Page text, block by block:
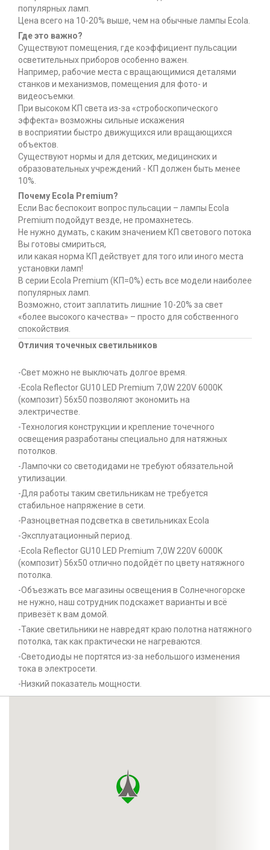
популярных ламп.
Цена всего на 10-20% выше, чем на обычные лампы Ecola.
Где это важно?
Существуют помещения, где коэффициент пульсации
осветительных приборов особенно важен.
Например, рабочие места с вращающимися деталями
станков и механизмов, помещения для фото- и
видеосъемки.
При высоком КП света из-за «стробоскопического
эффекта» возможны сильные искажения
в восприятии быстро движущихся или вращающихся
объектов.
Существуют нормы и для детских, медицинских и
образовательных учреждений - КП должен быть менее
10%.
Почему Ecola Premium?
Если Вас беспокоит вопрос пульсации – лампы Ecola
Premium подойдут везде, не промахнетесь.
Не нужно думать, с каким значением КП светового потока
Вы готовы смириться,
или какая норма КП действует для того или иного места
установки ламп!
В серии Ecola Premium (КП=0%) есть все модели наиболее
популярных ламп.
Возможно, стоит заплатить лишние 10-20% за свет
«более высокого качества» – просто для собственного
спокойствия.
Отличия точечных светильников
-Свет можно не выключать долгое время.
-Ecola Reflector GU10 LED Premium 7,0W 220V 6000K
(композит) 56x50 позволяют экономить на
электричестве.
-Технология конструкции и крепление точечного
освещения разработаны специально для натяжных
потолков.
-Лампочки со светодидами не требуют обязательной
утилизации.
-Для работы таким светильникам не требуется
стабильное напряжение в сети.
-Разноцветная подсветка в светильниках Ecola
-Эксплуатационный период.
-Ecola Reflector GU10 LED Premium 7,0W 220V 6000K
(композит) 56x50 отлично подойдёт по цвету натяжного
потолка.
-Объезжать все магазины освещения в Солнечногорске
не нужно, наш сотрудник подскажет варианты и всё
привезёт к вам домой.
-Такие светильники не навредят краю полотна натяжного
потолка, так как практически не нагреваются.
-Светодиоды не портятся из-за небольшого изменения
тока в электросети.
-Низкий показатель мощности.